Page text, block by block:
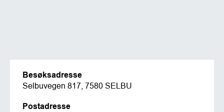
Besøksadresse
Selbuvegen 817, 7580 SELBU
Postadresse